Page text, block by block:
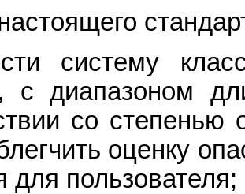
систему
с диапазоном
со степенью
оценку
для пользователя;